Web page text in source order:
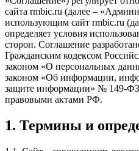
сайта rmbic.ru (далее –
использующим сайт rmbic.ru
определяет условия
сторон. Соглашение
Гражданским кодексом
законом «О персональных
законом «Об информации,
защите информации» № 149-
правовыми актами РФ.
1. Термины и